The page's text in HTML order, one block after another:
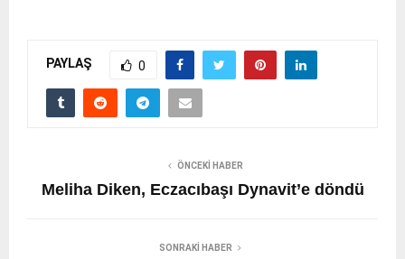
PAYLAŞ 0
ÖNCEKI HABER
Meliha Diken, Eczacıbaşı Dynavit’e döndü
SONRAKI HABER